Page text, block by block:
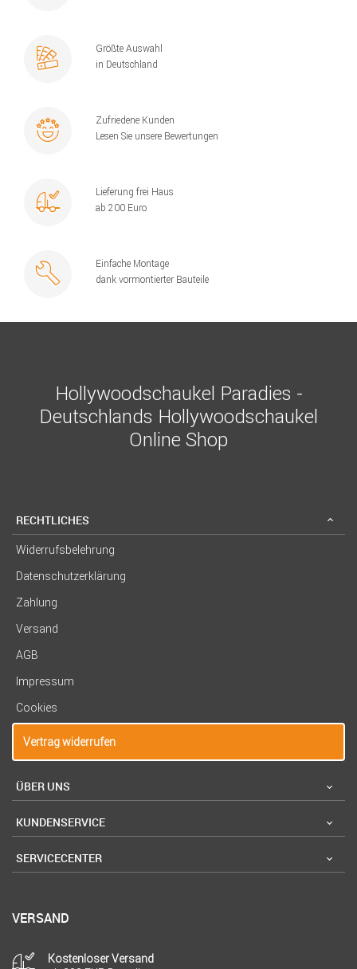
Größte Auswahl
in Deutschland
Zufriedene Kunden
Lesen Sie unsere Bewertungen
Lieferung frei Haus
ab 200 Euro
Einfache Montage
dank vormontierter Bauteile
Hollywoodschaukel Paradies -
Deutschlands Hollywoodschaukel
Online Shop
RECHTLICHES
Widerrufsbelehrung
Datenschutzerklärung
Zahlung
Versand
AGB
Impressum
Cookies
Vertrag widerrufen
ÜBER UNS
KUNDENSERVICE
SERVICECENTER
VERSAND
Kostenloser Versand